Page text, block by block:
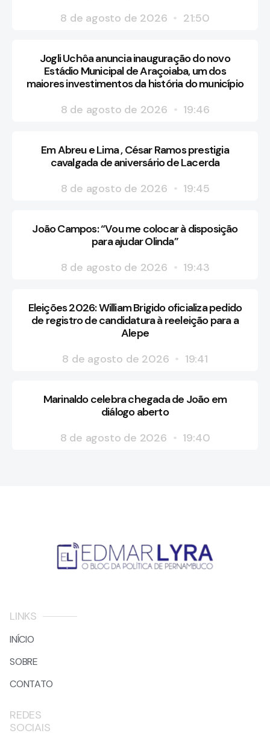
8 de agosto de 2026
21:50
Jogli Uchôa anuncia inauguração do novo
Estádio Municipal de Araçoiaba, um dos
maiores investimentos da história do município
8 de agosto de 2026
19:46
Em Abreu e Lima , César Ramos prestigia
cavalgada de aniversário de Lacerda
8 de agosto de 2026
19:45
João Campos: “Vou me colocar à disposição
para ajudar Olinda”
8 de agosto de 2026
19:43
Eleições 2026: William Brigido oficializa pedido
de registro de candidatura à reeleição para a
Alepe
8 de agosto de 2026
19:41
Marinaldo celebra chegada de João em
diálogo aberto
8 de agosto de 2026
19:40
LINKS
INÍCIO
SOBRE
CONTATO
REDES
SOCIAIS